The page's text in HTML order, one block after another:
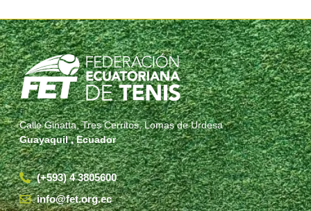
Calle Ginatta, Tres Cerritos, Lomas de Urdesa
Guayaquil , Ecuador
(+593) 4 3805600
info@fet.org.ec